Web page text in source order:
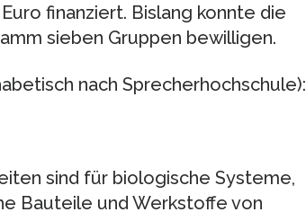
finanziert. Bislang konnte die
sieben Gruppen bewilligen.
nach Sprecherhochschule):
sind für biologische Systeme,
Bauteile und Werkstoffe von